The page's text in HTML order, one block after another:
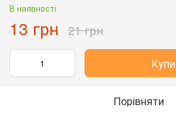
В наявності
13 грн 21 грн
Порівняти